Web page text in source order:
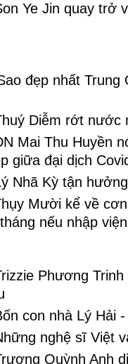
Ye Jin quay trở
đẹp nhất Trung
Diễm rớt nước
Mai Thu Huyền
giữa đại dịch
Nhã Kỳ tận
Mười kể về
nếu nhập
Phương
con nhà Lý Hải
nghệ sĩ Việt
Quỳnh Anh